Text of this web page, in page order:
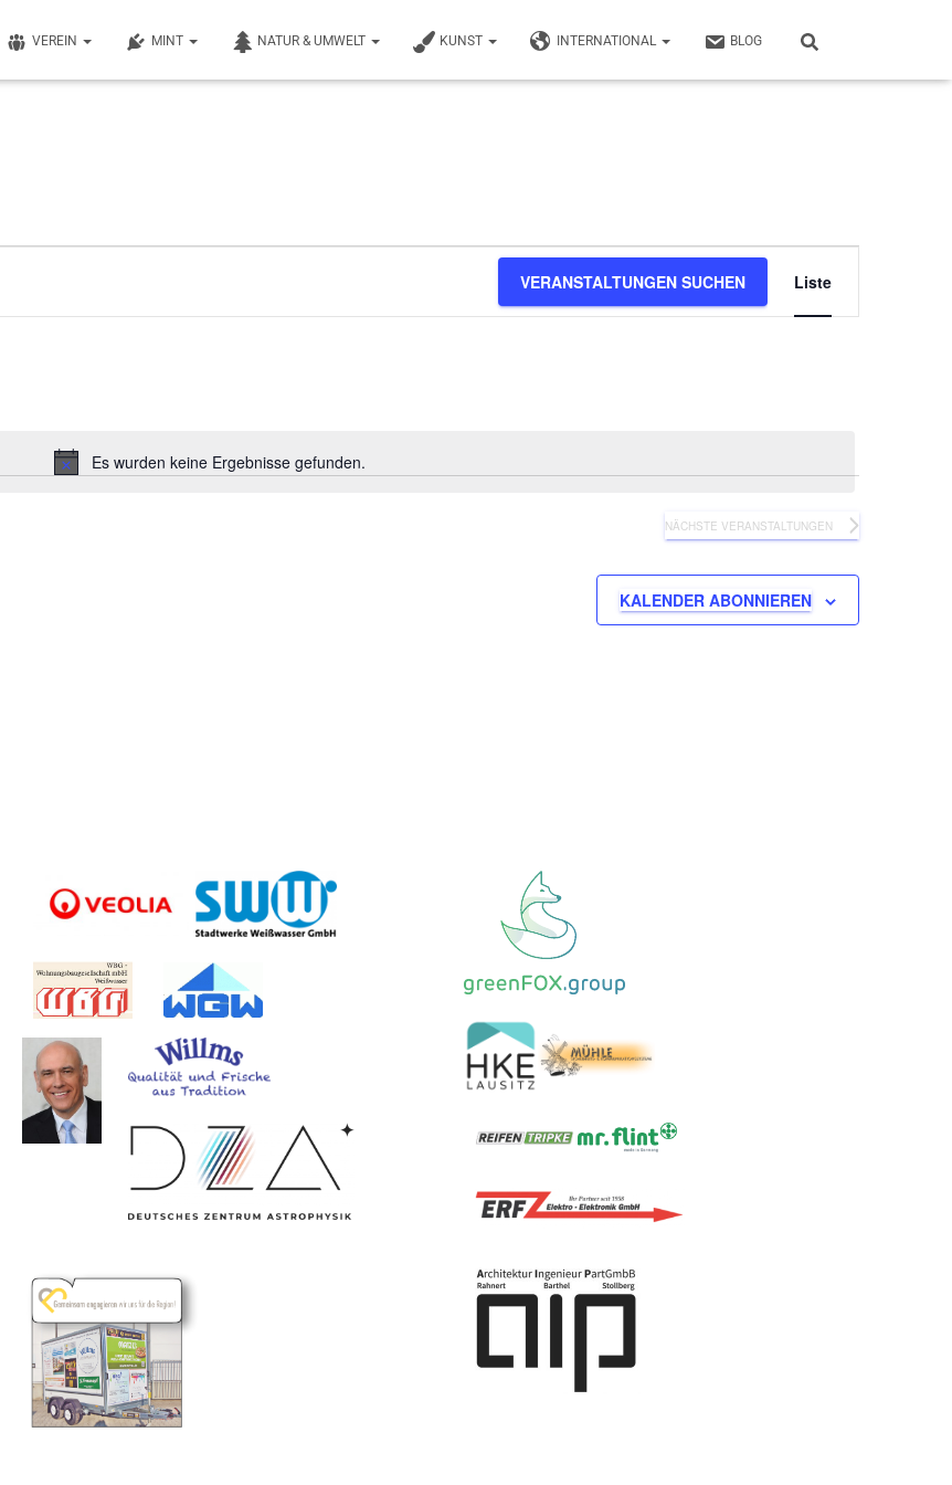
VEREIN MINT NATUR & UMWELT KUNST INTERNATIONAL BLOG
Hinweis
Es wurden keine Ergebnisse gefunden.
VERANSTALTUNGEN SUCHEN Liste
NÄCHSTE VERANSTALTUNGEN
KALENDER ABONNIEREN